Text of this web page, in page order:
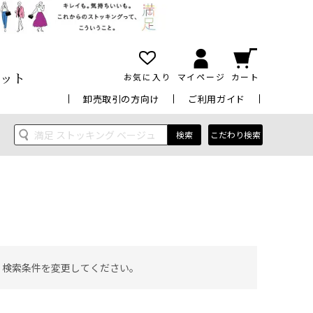
ト お気に入り マイページ カート
卸売取引の方向け ご利用ガイド
検索 こだわり検索
索条件を変更してください。